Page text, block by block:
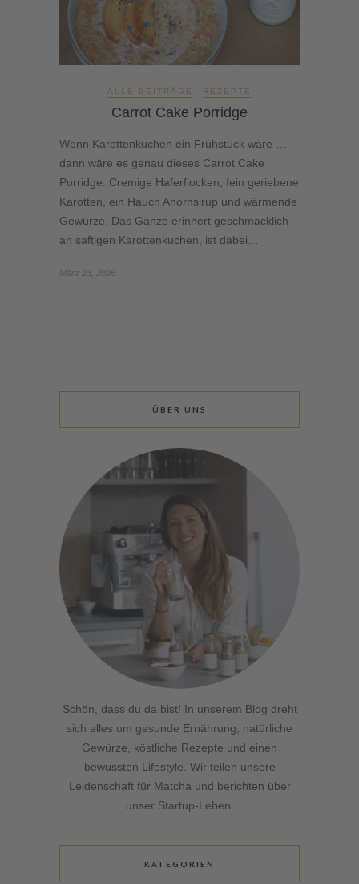
ALLE BEITRÄGE REZEPTE
Carrot Cake Porridge
Wenn Karottenkuchen ein Frühstück wäre …
dann wäre es genau dieses Carrot Cake
Porridge. Cremige Haferflocken, fein geriebene
Karotten, ein Hauch Ahornsirup und wärmende
Gewürze. Das Ganze erinnert geschmacklich
an saftigen Karottenkuchen, ist dabei…
März 23, 2026
ÜBER UNS
Schön, dass du da bist! In unserem Blog dreht
sich alles um gesunde Ernährung, natürliche
Gewürze, köstliche Rezepte und einen
bewussten Lifestyle. Wir teilen unsere
Leidenschaft für Matcha und berichten über
unser Startup-Leben.
KATEGORIEN